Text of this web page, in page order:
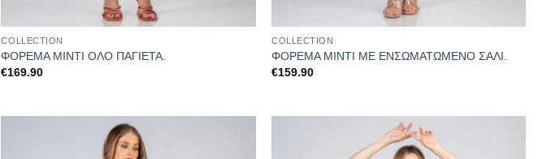
COLLECTION
ΦΟΡΕΜΑ ΜΙΝΤΙ ΟΛΟ ΠΑΓΙΕΤΑ.
€169.90
COLLECTION
ΦΟΡΕΜΑ ΜΙΝΤΙ ΜΕ ΕΝΣΩΜΑΤΩΜΕΝΟ ΣΑΛΙ.
€159.90